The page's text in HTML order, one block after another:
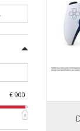
€ 900